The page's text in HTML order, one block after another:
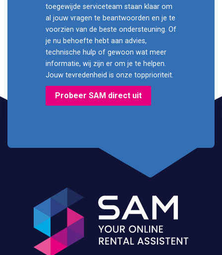
toegewijde serviceteam staan klaar om
al jouw vragen te beantwoorden en je te
voorzien van de beste ondersteuning. Of
je nu behoefte hebt aan advies,
technische hulp of gewoon wat meer
informatie, wij zijn er om je te helpen.
Jouw tevredenheid is onze topprioriteit.
Probeer SAM direct uit